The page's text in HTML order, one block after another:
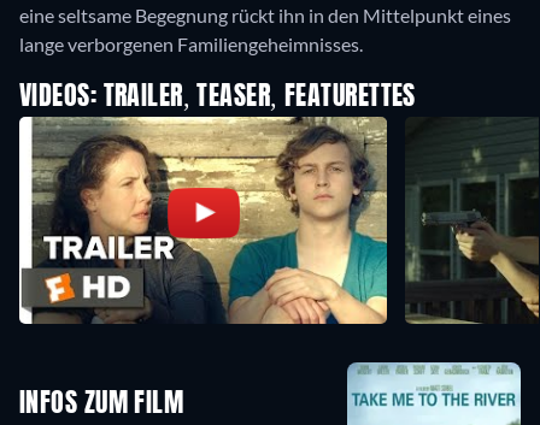
eine seltsame Begegnung rückt ihn in den Mittelpunkt eines
VIDEOS: TRAILER, TEASER, FEATURETTES
INFOS ZUM FILM